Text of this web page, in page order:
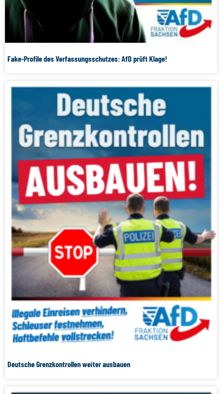
Fake-Profile des Verfassungsschutzes: AfD prüft Klage!
Deutsche Grenzkontrollen weiter ausbauen